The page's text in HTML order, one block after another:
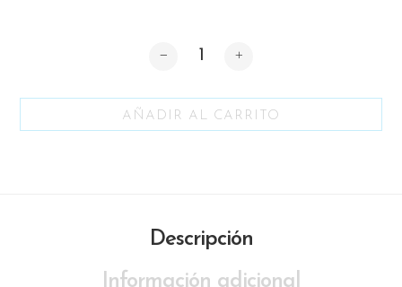
AÑADIR AL CARRITO
Descripción
Información adicional